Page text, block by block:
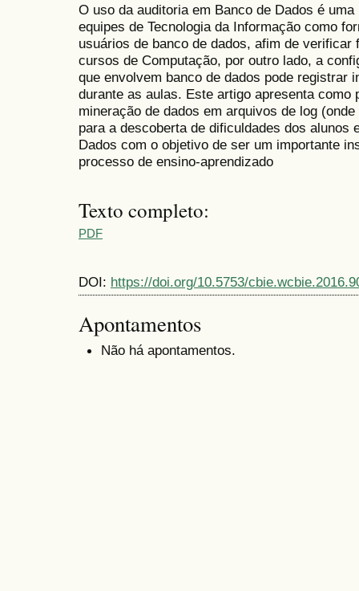
O uso da auditoria em Banco de Dados é
equipes de Tecnologia da Informação como
usuários de banco de dados, afim de
cursos de Computação, por outro lado, a
que envolvem banco de dados pode registrar
durante as aulas. Este artigo apresenta como
mineração de dados em arquivos de log
para a descoberta de dificuldades dos alunos
Dados com o objetivo de ser um importante
processo de ensino-aprendizado
Texto completo:
PDF
DOI: https://doi.org/10.5753/
Apontamentos
Não há apontamentos.